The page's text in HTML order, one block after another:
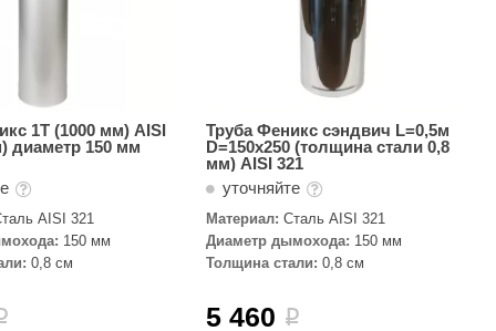
Tylo
1Т (1000 мм) AISI
диаметр 150 мм
AISI 321
150 мм
0,8 см
Труба Феникс сэндвич L=0,5м
D=150х250 (толщина стали 0,8
мм) AISI 321
уточняйте
Материал: Сталь AISI 321
Диаметр дымохода: 150 мм
Толщина стали: 0,8 см
5 460 i